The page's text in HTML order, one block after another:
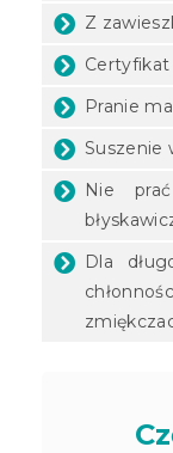
Z
Certyfikat
Pranie
Suszenie
Nie
Dla